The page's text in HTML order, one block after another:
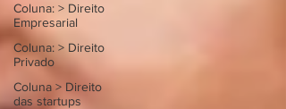
Coluna: > Direito
Empresarial
Coluna: > Direito
Privado
Coluna > Direito
das startups